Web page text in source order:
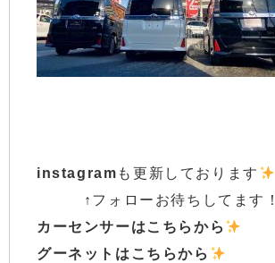
instagram も更新しております
↑フォローお待ちしてます！
カ ーセンサーはこ ちらから
グーネットはこちらから